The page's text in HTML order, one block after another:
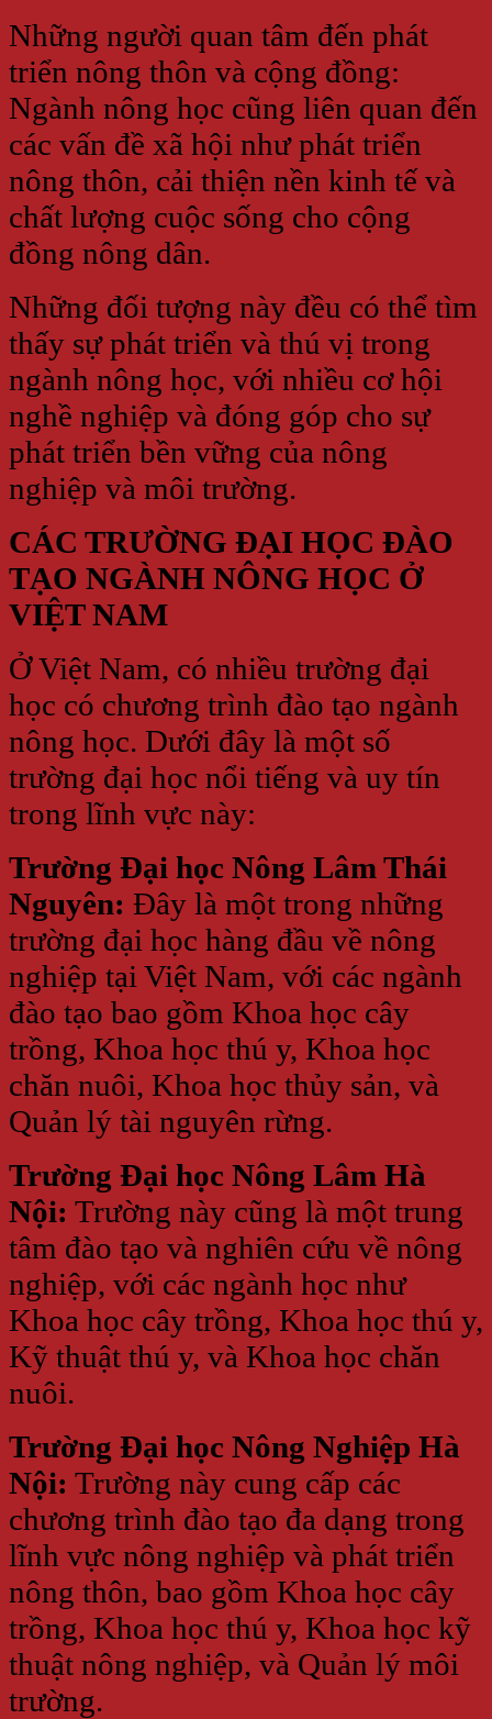
Những người quan tâm đến phát
triển nông thôn và cộng đồng:
Ngành nông học cũng liên quan đến
các vấn đề xã hội như phát triển
nông thôn, cải thiện nền kinh tế và
chất lượng cuộc sống cho cộng
đồng nông dân.
Những đối tượng này đều có thể tìm
thấy sự phát triển và thú vị trong
ngành nông học, với nhiều cơ hội
nghề nghiệp và đóng góp cho sự
phát triển bền vững của nông
nghiệp và môi trường.
CÁC TRƯỜNG ĐẠI HỌC ĐÀO
TẠO NGÀNH NÔNG HỌC Ở
VIỆT NAM
Ở Việt Nam, có nhiều trường đại
học có chương trình đào tạo ngành
nông học. Dưới đây là một số
trường đại học nổi tiếng và uy tín
trong lĩnh vực này:
Trường Đại học Nông Lâm Thái
Nguyên: Đây là một trong những
trường đại học hàng đầu về nông
nghiệp tại Việt Nam, với các ngành
đào tạo bao gồm Khoa học cây
trồng, Khoa học thú y, Khoa học
chăn nuôi, Khoa học thủy sản, và
Quản lý tài nguyên rừng.
Trường Đại học Nông Lâm Hà
Nội: Trường này cũng là một trung
tâm đào tạo và nghiên cứu về nông
nghiệp, với các ngành học như
Khoa học cây trồng, Khoa học thú y,
Kỹ thuật thú y, và Khoa học chăn
nuôi.
Trường Đại học Nông Nghiệp Hà
Nội: Trường này cung cấp các
chương trình đào tạo đa dạng trong
lĩnh vực nông nghiệp và phát triển
nông thôn, bao gồm Khoa học cây
trồng, Khoa học thú y, Khoa học kỹ
thuật nông nghiệp, và Quản lý môi
trường.